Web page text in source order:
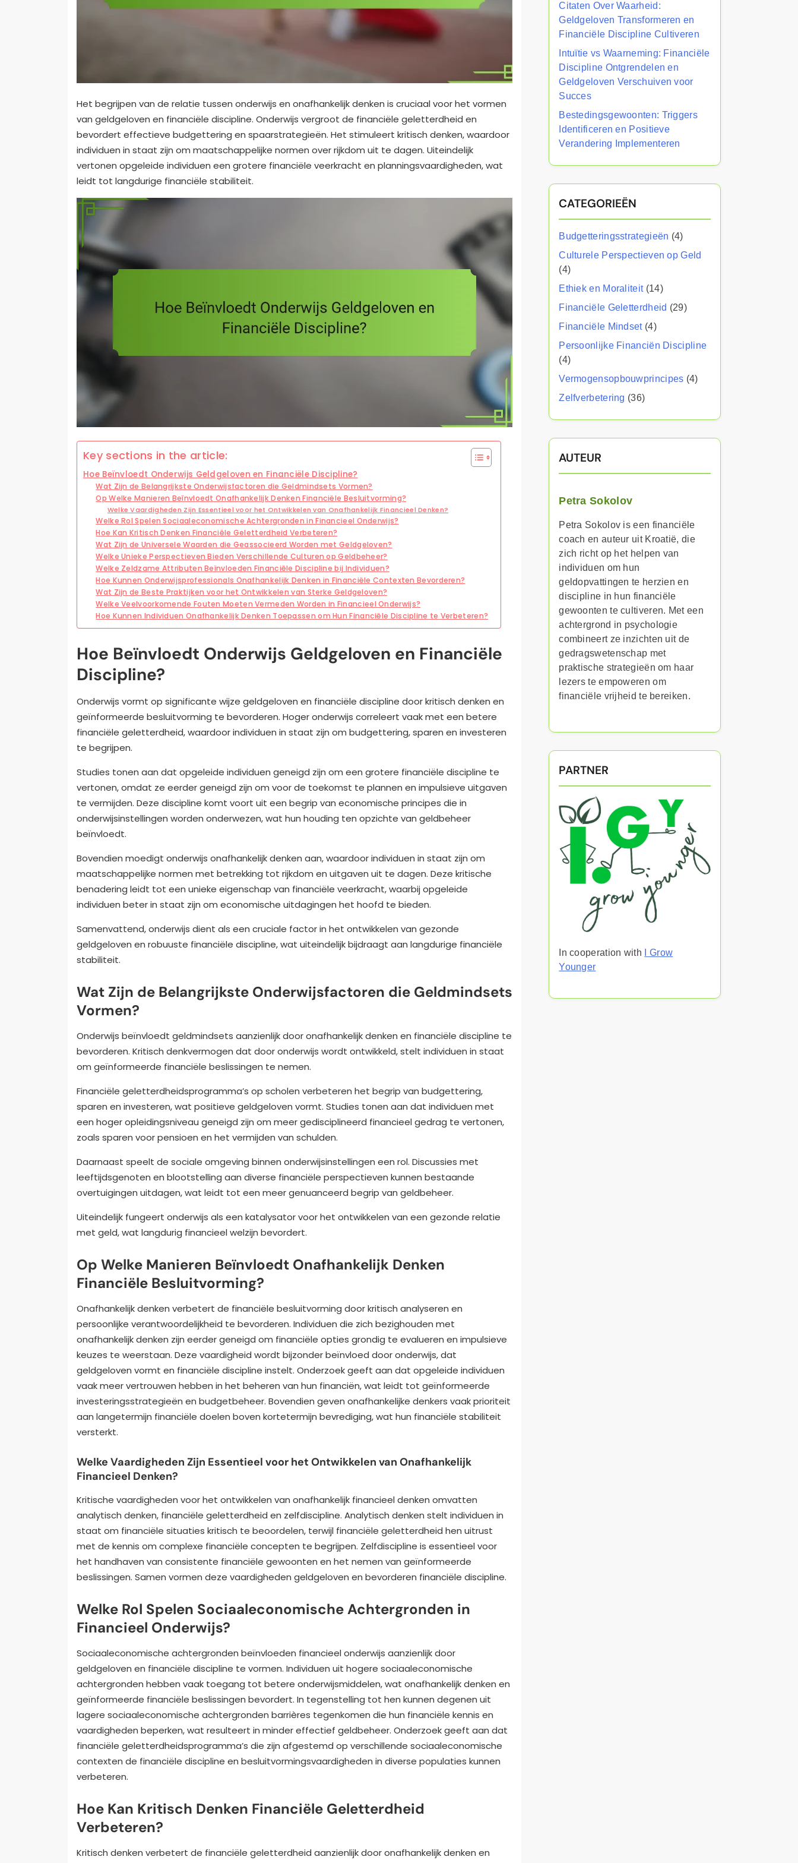
Het begrijpen van de relatie tussen onderwijs en onafhankelijk denken is cruciaal voor het vormen
van geldgeloven en financiële discipline. Onderwijs vergroot de financiële geletterdheid en
bevordert effectieve budgettering en spaarstrategieën. Het stimuleert kritisch denken, waardoor
individuen in staat zijn om maatschappelijke normen over rijkdom uit te dagen. Uiteindelijk
vertonen opgeleide individuen een grotere financiële veerkracht en planningsvaardigheden, wat
leidt tot langdurige financiële stabiliteit.
Key sections in the article:
Hoe Beïnvloedt Onderwijs Geldgeloven en Financiële Discipline?
Wat Zijn de Belangrijkste Onderwijsfactoren die Geldmindsets Vormen?
Op Welke Manieren Beïnvloedt Onafhankelijk Denken Financiële Besluitvorming?
Welke Vaardigheden Zijn Essentieel voor het Ontwikkelen van Onafhankelijk Financieel Denken?
Welke Rol Spelen Sociaaleconomische Achtergronden in Financieel Onderwijs?
Hoe Kan Kritisch Denken Financiële Geletterdheid Verbeteren?
Wat Zijn de Universele Waarden die Geassocieerd Worden met Geldgeloven?
Welke Unieke Perspectieven Bieden Verschillende Culturen op Geldbeheer?
Welke Zeldzame Attributen Beïnvloeden Financiële Discipline bij Individuen?
Hoe Kunnen Onderwijsprofessionals Onafhankelijk Denken in Financiële Contexten Bevorderen?
Wat Zijn de Beste Praktijken voor het Ontwikkelen van Sterke Geldgeloven?
Welke Veelvoorkomende Fouten Moeten Vermeden Worden in Financieel Onderwijs?
Hoe Kunnen Individuen Onafhankelijk Denken Toepassen om Hun Financiële Discipline te Verbeteren?
Hoe Beïnvloedt Onderwijs Geldgeloven en Financiële
Discipline?
Onderwijs vormt op significante wijze geldgeloven en financiële discipline door kritisch denken en
geïnformeerde besluitvorming te bevorderen. Hoger onderwijs correleert vaak met een betere
financiële geletterdheid, waardoor individuen in staat zijn om budgettering, sparen en investeren
te begrijpen.
Studies tonen aan dat opgeleide individuen geneigd zijn om een grotere financiële discipline te
vertonen, omdat ze eerder geneigd zijn om voor de toekomst te plannen en impulsieve uitgaven
te vermijden. Deze discipline komt voort uit een begrip van economische principes die in
onderwijsinstellingen worden onderwezen, wat hun houding ten opzichte van geldbeheer
beïnvloedt.
Bovendien moedigt onderwijs onafhankelijk denken aan, waardoor individuen in staat zijn om
maatschappelijke normen met betrekking tot rijkdom en uitgaven uit te dagen. Deze kritische
benadering leidt tot een unieke eigenschap van financiële veerkracht, waarbij opgeleide
individuen beter in staat zijn om economische uitdagingen het hoofd te bieden.
Samenvattend, onderwijs dient als een cruciale factor in het ontwikkelen van gezonde
geldgeloven en robuuste financiële discipline, wat uiteindelijk bijdraagt aan langdurige financiële
stabiliteit.
Wat Zijn de Belangrijkste Onderwijsfactoren die Geldmindsets
Vormen?
Onderwijs beïnvloedt geldmindsets aanzienlijk door onafhankelijk denken en financiële discipline te
bevorderen. Kritisch denkvermogen dat door onderwijs wordt ontwikkeld, stelt individuen in staat
om geïnformeerde financiële beslissingen te nemen.
Financiële geletterdheidsprogramma’s op scholen verbeteren het begrip van budgettering,
sparen en investeren, wat positieve geldgeloven vormt. Studies tonen aan dat individuen met
een hoger opleidingsniveau geneigd zijn om meer gedisciplineerd financieel gedrag te vertonen,
zoals sparen voor pensioen en het vermijden van schulden.
Daarnaast speelt de sociale omgeving binnen onderwijsinstellingen een rol. Discussies met
leeftijdsgenoten en blootstelling aan diverse financiële perspectieven kunnen bestaande
overtuigingen uitdagen, wat leidt tot een meer genuanceerd begrip van geldbeheer.
Uiteindelijk fungeert onderwijs als een katalysator voor het ontwikkelen van een gezonde relatie
met geld, wat langdurig financieel welzijn bevordert.
Op Welke Manieren Beïnvloedt Onafhankelijk Denken
Financiële Besluitvorming?
Onafhankelijk denken verbetert de financiële besluitvorming door kritisch analyseren en
persoonlijke verantwoordelijkheid te bevorderen. Individuen die zich bezighouden met
onafhankelijk denken zijn eerder geneigd om financiële opties grondig te evalueren en impulsieve
keuzes te weerstaan. Deze vaardigheid wordt bijzonder beïnvloed door onderwijs, dat
geldgeloven vormt en financiële discipline instelt. Onderzoek geeft aan dat opgeleide individuen
vaak meer vertrouwen hebben in het beheren van hun financiën, wat leidt tot geïnformeerde
investeringsstrategieën en budgetbeheer. Bovendien geven onafhankelijke denkers vaak prioriteit
aan langetermijn financiële doelen boven kortetermijn bevrediging, wat hun financiële stabiliteit
versterkt.
Welke Vaardigheden Zijn Essentieel voor het Ontwikkelen van Onafhankelijk
Financieel Denken?
Kritische vaardigheden voor het ontwikkelen van onafhankelijk financieel denken omvatten
analytisch denken, financiële geletterdheid en zelfdiscipline. Analytisch denken stelt individuen in
staat om financiële situaties kritisch te beoordelen, terwijl financiële geletterdheid hen uitrust
met de kennis om complexe financiële concepten te begrijpen. Zelfdiscipline is essentieel voor
het handhaven van consistente financiële gewoonten en het nemen van geïnformeerde
beslissingen. Samen vormen deze vaardigheden geldgeloven en bevorderen financiële discipline.
Welke Rol Spelen Sociaaleconomische Achtergronden in
Financieel Onderwijs?
Sociaaleconomische achtergronden beïnvloeden financieel onderwijs aanzienlijk door
geldgeloven en financiële discipline te vormen. Individuen uit hogere sociaaleconomische
achtergronden hebben vaak toegang tot betere onderwijsmiddelen, wat onafhankelijk denken en
geïnformeerde financiële beslissingen bevordert. In tegenstelling tot hen kunnen degenen uit
lagere sociaaleconomische achtergronden barrières tegenkomen die hun financiële kennis en
vaardigheden beperken, wat resulteert in minder effectief geldbeheer. Onderzoek geeft aan dat
financiële geletterdheidsprogramma’s die zijn afgestemd op verschillende sociaaleconomische
contexten de financiële discipline en besluitvormingsvaardigheden in diverse populaties kunnen
verbeteren.
Hoe Kan Kritisch Denken Financiële Geletterdheid
Verbeteren?
Kritisch denken verbetert de financiële geletterdheid aanzienlijk door onafhankelijk denken en
Citaten Over Waarheid:
Geldgeloven Transformeren en
Financiële Discipline Cultiveren
Intuïtie vs Waarneming: Financiële
Discipline Ontgrendelen en
Geldgeloven Verschuiven voor
Succes
Bestedingsgewoonten: Triggers
Identificeren en Positieve
Verandering Implementeren
CATEGORIEËN
Budgetteringsstrategieën (4)
Culturele Perspectieven op Geld
(4)
Ethiek en Moraliteit(14)
Financiële Geletterdheid (29)
Financiële Mindset(4)
Persoonlijke Financiën Discipline
(4)
Vermogensopbouwprincipes (4)
Zelfverbetering (36)
AUTEUR
Petra Sokolov
Petra Sokolov is een financiële
coach en auteur uit Kroatië, die
zich richt op het helpen van
individuen om hun
geldopvattingen te herzien en
discipline in hun financiële
gewoonten te cultiveren. Met een
achtergrond in psychologie
combineert ze inzichten uit de
gedragswetenschap met
praktische strategieën om haar
lezers te empoweren om
financiële vrijheid te bereiken.
PARTNER
In cooperation with
I Grow
Younger